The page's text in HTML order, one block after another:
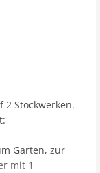
2 Stockwerken.
Garten, zur
mit 1